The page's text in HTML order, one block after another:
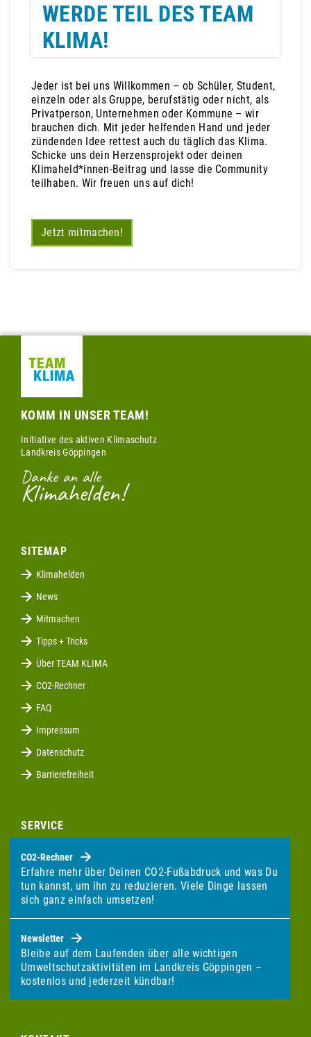
WERDE TEIL DES TEAM
KLIMA!
Jeder ist bei uns Willkommen – ob Schüler, Student,
einzeln oder als Gruppe, berufstätig oder nicht, als
Privatperson, Unternehmen oder Kommune – wir
brauchen dich. Mit jeder helfenden Hand und jeder
zündenden Idee rettest auch du täglich das Klima.
Schicke uns dein Herzensprojekt oder deinen
Klimaheld*innen-Beitrag und lasse die Community
teilhaben. Wir freuen uns auf dich!
Jetzt mitmachen!
KOMM IN UNSER TEAM!
Initiative des aktiven Klimaschutz
Landkreis Göppingen
Danke an alle
Klimahelden!
SITEMAP
Klimahelden
News
Mitmachen
Tipps + Tricks
Über TEAM KLIMA
CO2-Rechner
FAQ
Impressum
Datenschutz
Barrierefreiheit
SERVICE
CO2-Rechner
Erfahre mehr über Deinen CO2-Fußabdruck und was Du
tun kannst, um ihn zu reduzieren. Viele Dinge lassen
sich ganz einfach umsetzen!
Newsletter
Bleibe auf dem Laufenden über alle wichtigen
Umweltschutzaktivitäten im Landkreis Göppingen –
kostenlos und jederzeit kündbar!